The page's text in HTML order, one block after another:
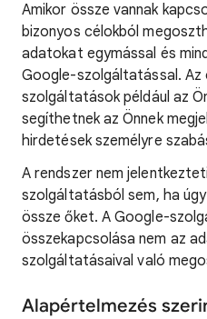
Amikor össze vannak
bizonyos célokból
adatokat egymással és
Google-szolgáltatással.
szolgáltatások például az
segíthetnek az Önnek
hirdetések személyre
A rendszer nem
szolgáltatásból sem, ha
össze őket. A Google-
összekapcsolása nem az
szolgáltatásaival való
Alapértelmezés